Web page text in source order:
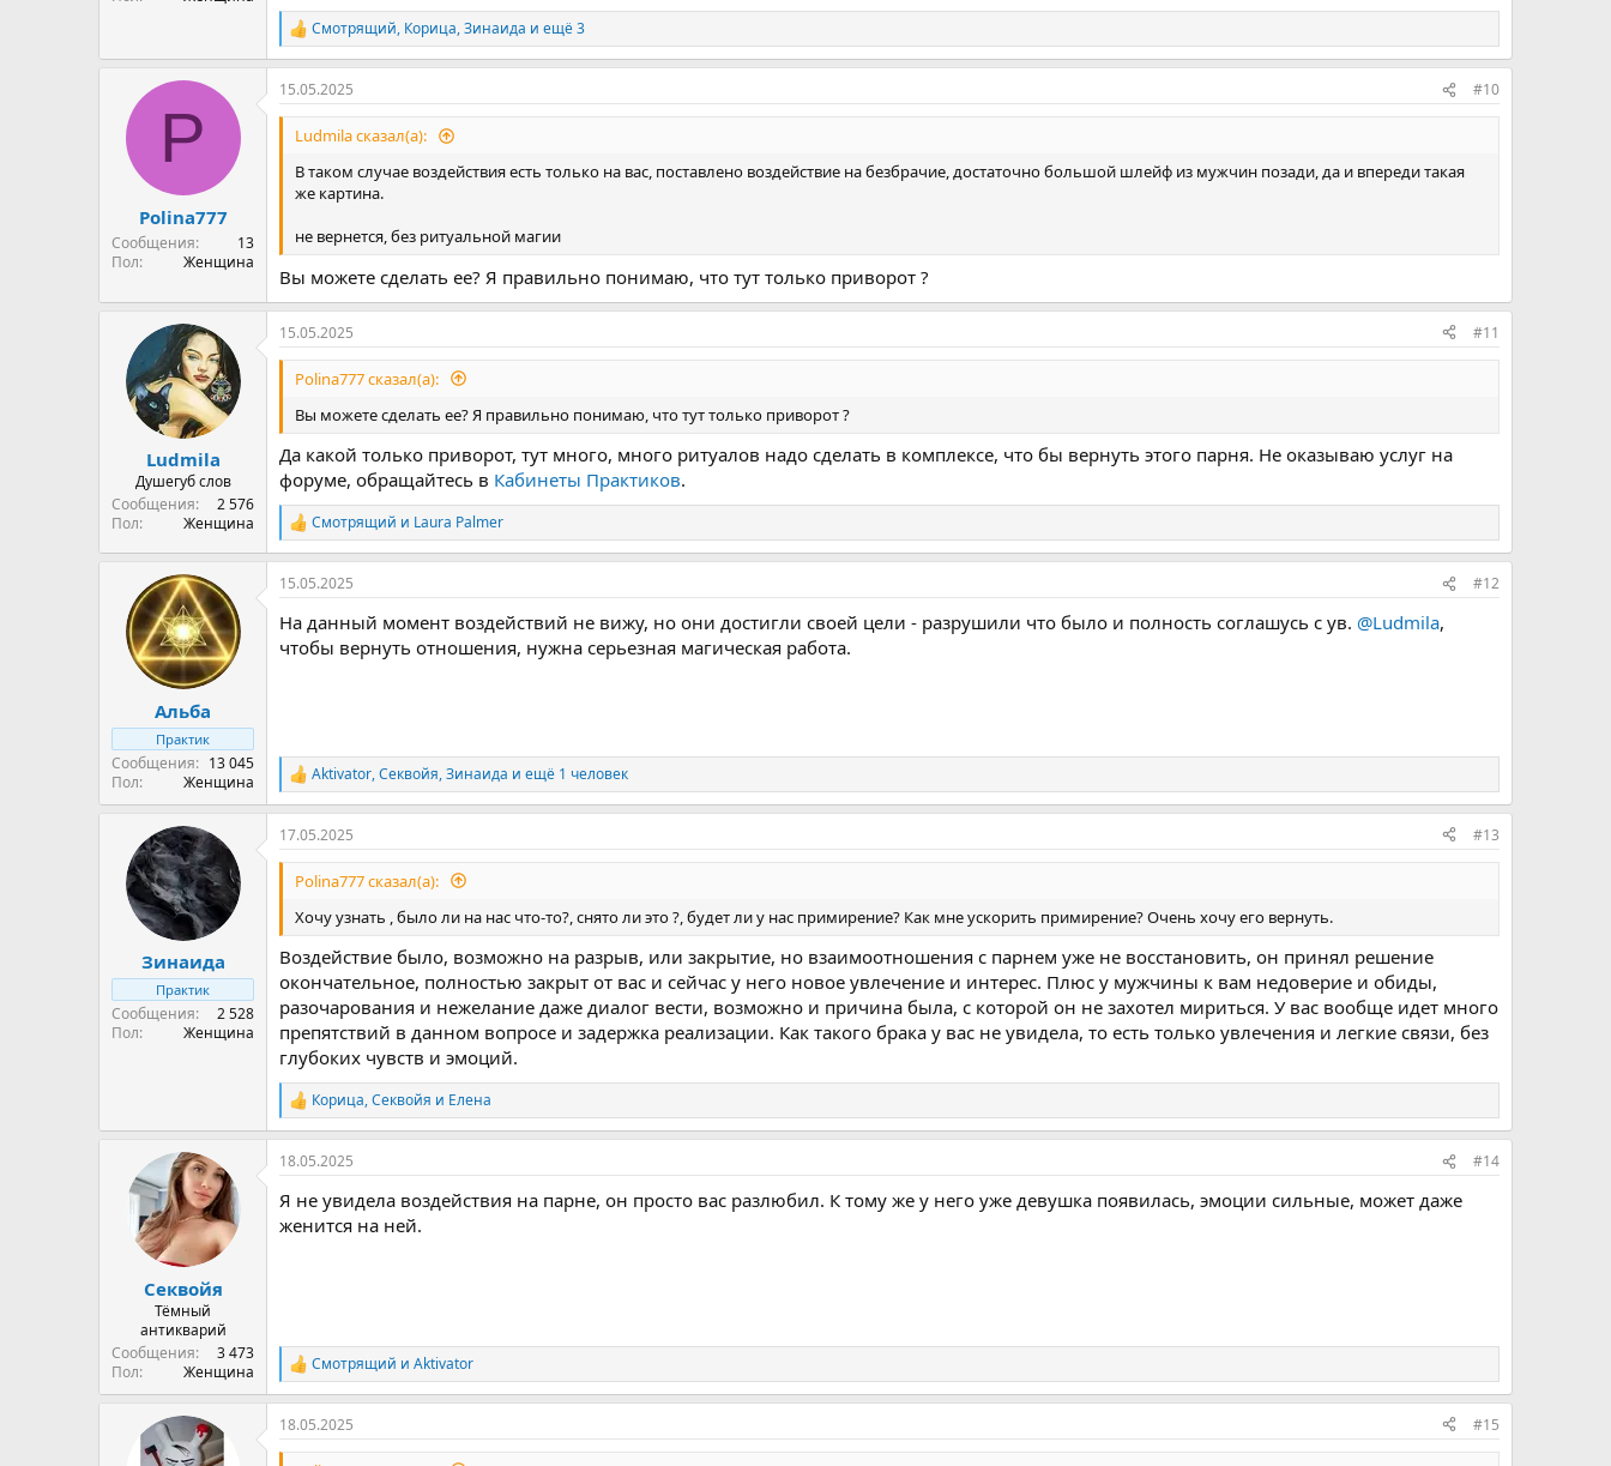
Р
е
а
к
ц
и
Смотрящий, Корица,Зинаида и ещё 3
P
Polina777
Сообщения
13
Пол
Женщина
15.05.2025 #10
Ludmila сказал(а):
В таком случае воздействия есть только на вас, поставлено воздействие на безбрачие, достаточно большой шлейф из мужчин позади, да и впереди такая
же картина.
не вернется, без ритуальной магии
Вы можете сделать ее? Я правильно понимаю, что тут только приворот ?
Ludmila
Душегуб слов
Сообщения
2 576
Пол
Женщина
15.05.2025 #11
Polina777 сказал(а):
Вы можете сделать ее? Я правильно понимаю, что тут только приворот ?
Да какой только приворот, тут много, много ритуалов надо сделать в комплексе, что бы вернуть этого парня. Не оказываю услуг на
форуме, обращайтесь в Кабинеты Практиков.
Р
е
а
к
и
и
Смотрящий и Laura Palmer
Альба
Практик
Сообщения
13 045
Пол
Женщина
15.05.2025 #12
На данный момент воздействий не вижу, но они достигли своей цели - разрушили что было и полность соглашусь с ув. @Ludmila,
чтобы вернуть отношения, нужна серьезная магическая работа.
Р
е
а
к
ц
и
Aktivator,Секвойя,Зинаида и ещё 1 человек
Зинаида
Практик
Сообщения
2 528
Пол
Женщина
17.05.2025 #13
Polina777 сказал(а):
Хочу узнать , было ли на нас что-то?, снято ли это ?, будет ли у нас примирение? Как мне ускорить примирение? Очень хочу его вернуть.
Воздействие было, возможно на разрыв, или закрытие, но взаимоотношения с парнем уже не восстановить, он принял решение
окончательное, полностью закрыт от вас и сейчас у него новое увлечение и интерес. Плюс у мужчины к вам недоверие и обиды,
разочарования и нежелание даже диалог вести, возможно и причина была, с которой он не захотел мириться. У вас вообще идет много
препятствий в данном вопросе и задержка реализации. Как такого брака у вас не увидела, то есть только увлечения и легкие связи, без
глубоких чувств и эмоций.
Р
е
а
к
и
и
Корица,Секвойя и Елена
Секвойя
Тёмный
антикварий
Сообщения
3 473
Пол
Женщина
18.05.2025 #14
Я не увидела воздействия на парне, он просто вас разлюбил. К тому же у него уже девушка появилась, эмоции сильные, может даже
женится на ней.
Р
е
а
к
ц
Смотрящий и Aktivator
18.05.2025 #15